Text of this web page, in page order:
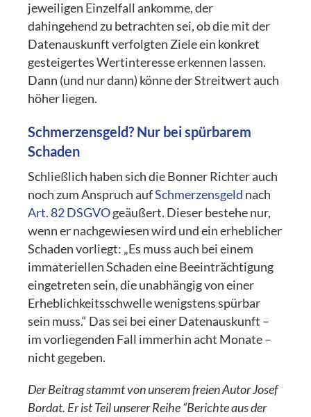
jeweiligen Einzelfall ankomme, der
dahingehend zu betrachten sei, ob die mit der
Datenauskunft verfolgten Ziele ein konkret
gesteigertes Wertinteresse erkennen lassen.
Dann (und nur dann) könne der Streitwert auch
höher liegen.
Schmerzensgeld? Nur bei spürbarem
Schaden
Schließlich haben sich die Bonner Richter auch
noch zum Anspruch aufSchmerzensgeld nach
Art. 82 DSGVOgeäußert. Dieser bestehe nur,
wenn er nachgewiesen wird und ein erheblicher
Schaden vorliegt: „Es muss auch bei einem
immateriellen Schaden eine Beeinträchtigung
eingetreten sein, die unabhängig von einer
Erheblichkeitsschwelle wenigstens spürbar
sein muss.“ Das sei bei einer Datenauskunft –
im vorliegenden Fall immerhin acht Monate –
nicht gegeben.
Der Beitrag stammt von unserem freien Autor Josef
Bordat. Er ist Teil unserer Reihe “Berichte aus der